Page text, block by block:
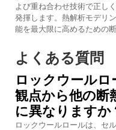
よび重ね合わせ技術で正し
発揮します。熱解析モデリ
能を最大限に高めるための
よくある質問
ロックウールロ
観点から他の断
に異なりますか
ロックウールロールは、セ